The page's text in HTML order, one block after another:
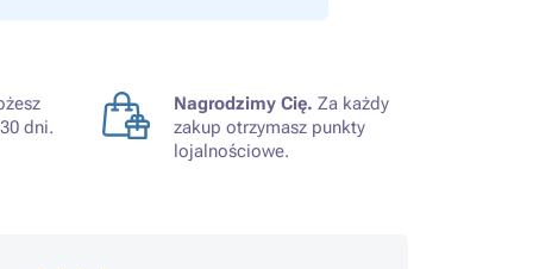
dni.
Nagrodzimy Cię. Za każdy
zakup otrzymasz punkty
lojalnościowe.